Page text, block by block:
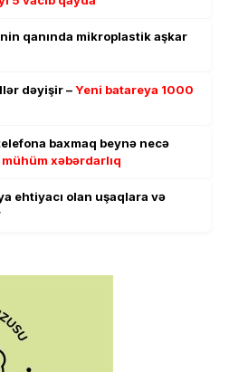
qanında mikroplastik aşkar
dəyişir –Yeni batareya 1000
baxmaq beynə necə
xəbərdarlıq
ehtiyacı olan uşaqlara və